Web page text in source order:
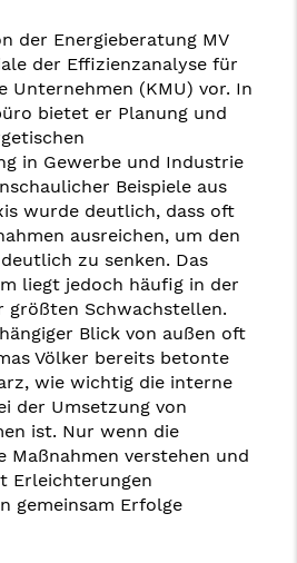
der Energieberatung MV
der Effizienzanalyse für
Unternehmen (KMU) vor. In
bietet er Planung und
in Gewerbe und Industrie
Beispiele aus
wurde deutlich, dass oft
ausreichen, um den
zu senken. Das
liegt jedoch häufig in der
größten Schwachstellen.
Blick von außen oft
Völker bereits betonte
wie wichtig die interne
der Umsetzung von
ist. Nur wenn die
Maßnahmen verstehen und
Erleichterungen
gemeinsam Erfolge